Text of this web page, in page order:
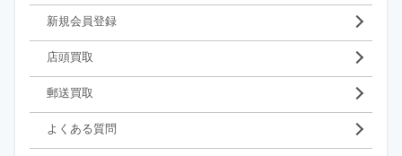
新規会員登録
店頭買取
郵送買取
よくある質問